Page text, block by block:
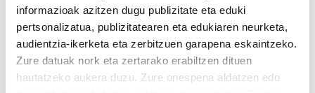
informazioak azitzen dugu publizitate eta eduki
pertsonalizatua, publizitatearen eta edukiaren neurketa,
audientzia-ikerketa eta zerbitzuen garapena eskaintzeko.
Zure datuak nork eta zertarako erabiltzen dituen
hautatzeko aukera duzu. Zure onespena aldatzen edo